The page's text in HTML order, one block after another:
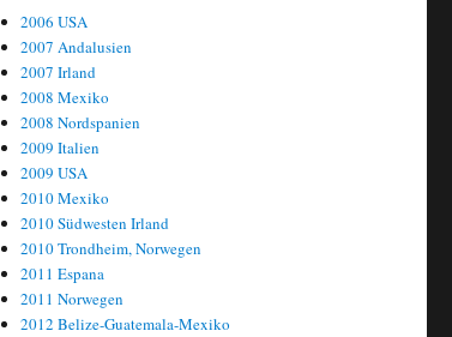
2006 USA
2007 Andalusien
2007 Irland
2008 Mexiko
2008 Nordspanien
2009 Italien
2009 USA
2010 Mexiko
2010 Südwesten Irland
2010 Trondheim, Norwegen
2011 Espana
2011 Norwegen
2012 Belize-Guatemala-Mexiko